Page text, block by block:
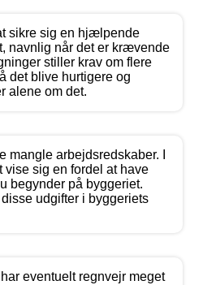
sikre sig en hjælpende
navnlig når det er krævende
stiller krav om flere
det blive hurtigere og
alene om det.
mangle arbejdsredskaber. I
sig en fordel at have
begynder på byggeriet.
udgifter i byggeriets
eventuelt regnvejr meget